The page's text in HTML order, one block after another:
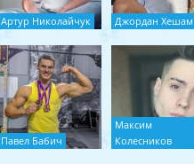
Артур Николайчук Джордан Хешам
Павел Бабич
Максим
Колесников